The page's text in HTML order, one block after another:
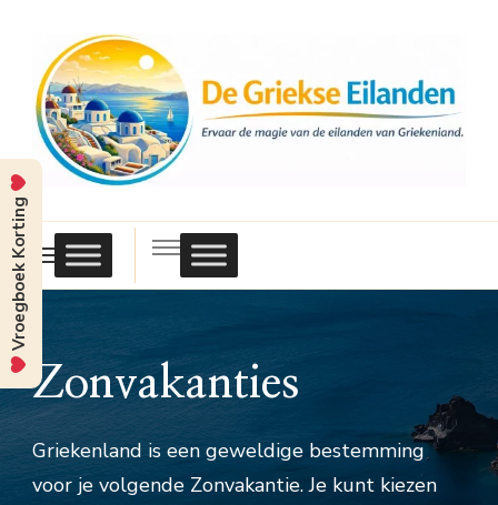
Griekse
Zonvakanties
Griekenland is een geweldige bestemming
voor je volgende Zonvakantie. Je kunt kiezen
Vroegboek Korting